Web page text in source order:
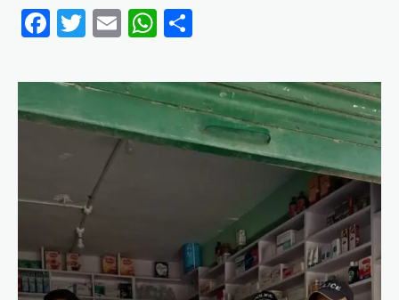
Facebook
Twitter
EmailWhatsApp